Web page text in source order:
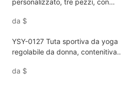
personalizzato, tre pezzi, con
scoperta, triangolo, perizoma
da $
YSY-0127 Tuta sportiva da yoga
regolabile da donna, contenitiva,
senza maniche
da $